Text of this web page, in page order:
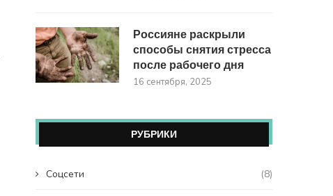
Россияне раскрыли
способы снятия стресса
после рабочего дня
16 сентября, 2025
РУБРИКИ
Coцсети (8)